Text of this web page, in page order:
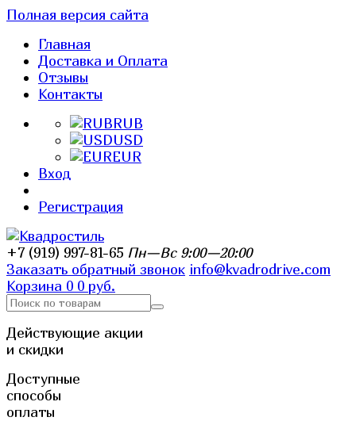
Полная версия сайта
Главная
Доставка и Оплата
Отзывы
Контакты
RUB
USD
EUR
Вход
Регистрация
+7 (919) 997-81-65 Пн—Вс 9:00—20:00
Заказать обратный звонок info@kvadrodrive.com
Корзина 0 0 руб.
Действующие акции
и скидки
Доступные
способы
оплаты